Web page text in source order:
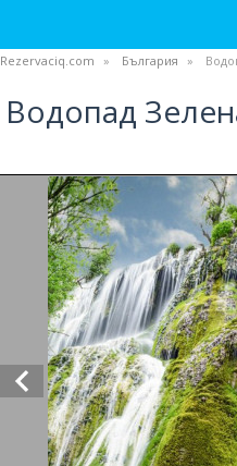
Rezervaciq.com България
Водопад